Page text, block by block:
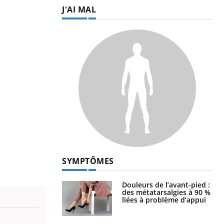
J'AI MAL
SYMPTÔMES
Douleurs de l’avant-pied :
des métatarsalgies à 90 %
liées à problème d’appui